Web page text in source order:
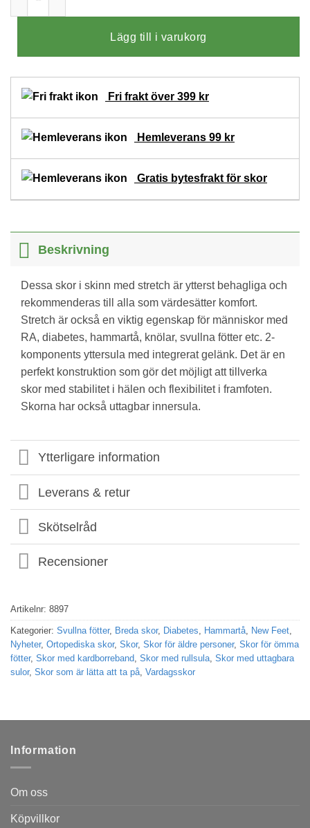
Lägg till i varukorg
Fri frakt över 399 kr
Hemleverans 99 kr
Gratis bytesfrakt för skor
Beskrivning
Dessa skor i skinn med stretch är ytterst behagliga och
rekommenderas till alla som värdesätter komfort.
Stretch är också en viktig egenskap för människor med
RA, diabetes, hammartå, knölar, svullna fötter etc. 2-
komponents yttersula med integrerat gelänk. Det är en
perfekt konstruktion som gör det möjligt att tillverka
skor med stabilitet i hälen och flexibilitet i framfoten.
Skorna har också uttagbar innersula.
Ytterligare information
Leverans & retur
Skötselråd
Recensioner
Artikelnr: 8897
Kategorier: Svullna fötter, Breda skor, Diabetes, Hammartå, New Feet,
Nyheter, Ortopediska skor, Skor, Skor för äldre personer, Skor för ömma
fötter, Skor med kardborreband, Skor med rullsula, Skor med uttagbara
sulor, Skor som är lätta att ta på, Vardagsskor
Information
Om oss
Köpvillkor